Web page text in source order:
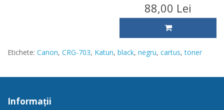
88,00 Lei
Etichete: Canon, CRG-703, Katun, black, negru, cartus,toner
Informaţii